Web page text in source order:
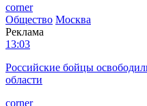
corner
Общество Москва
Реклама
13:03
Российские бойцы
области
corner